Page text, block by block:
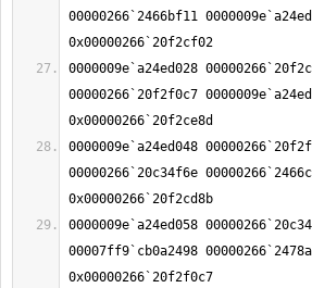
00000266`2466bf11
0000009e`a24ed028
00000266`20f2f0c7
0000009e`a24ed048
00000266`20c34f6e
0000009e`a24ed058
00007ff9`cb0a2498